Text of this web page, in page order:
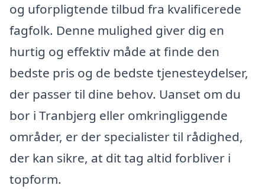
og uforpligtende tilbud fra kvalificerede
fagfolk. Denne mulighed giver dig en
hurtig og effektiv måde at finde den
bedste pris og de bedste tjenesteydelser,
der passer til dine behov. Uanset om du
bor i Tranbjerg eller omkringliggende
områder, er der specialister til rådighed,
der kan sikre, at dit tag altid forbliver i
topform.